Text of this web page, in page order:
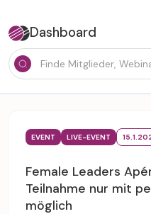
Dashboard
EVENT LIVE-EVENT
Female Leaders
Teilnahme nur mit
möglich